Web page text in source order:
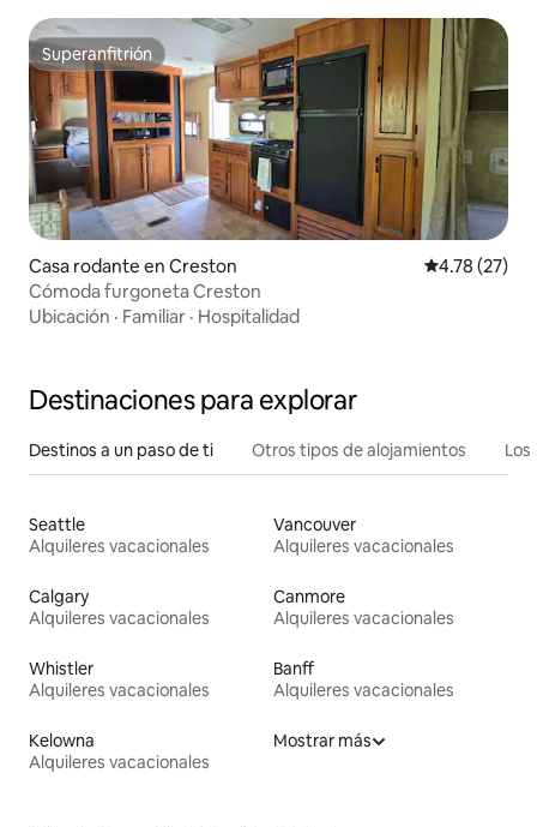
Superanfitrión
Superanfitrión
Casa rodante en Creston Calificación
4.78 (27)
Cómoda furgoneta Creston
Ubicación · Familiar · Hospitalidad
Destinaciones para explorar
Destinos a un paso de ti Otros tipos de alojamientos
Seattle
Alquileres vacacionales
Vancouver
Alquileres vacacionales
Calgary
Alquileres vacacionales
Canmore
Alquileres vacacionales
Whistler
Alquileres vacacionales
Banff
Alquileres vacacionales
Kelowna
Alquileres vacacionales
Mostrar más